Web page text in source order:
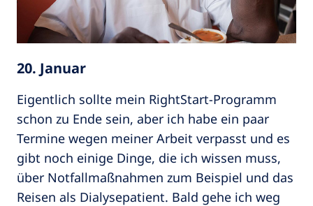
20. Januar
Eigentlich sollte mein RightStart-Programm
schon zu Ende sein, aber ich habe ein paar
Termine wegen meiner Arbeit verpasst und es
gibt noch einige Dinge, die ich wissen muss,
über Notfallmaßnahmen zum Beispiel und das
Reisen als Dialysepatient. Bald gehe ich weg